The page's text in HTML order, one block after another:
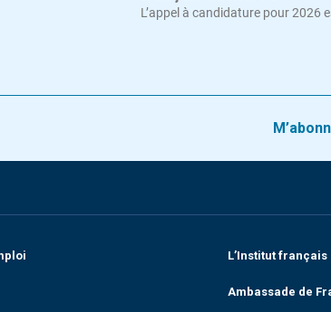
L’appel à candidature pour 2026
L’Institut français
Ambassade de